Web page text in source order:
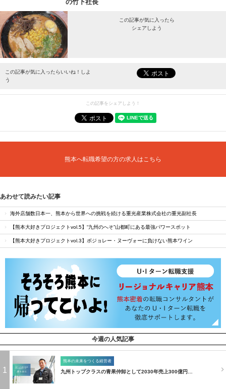
の竹下社長
この記事が気に入ったら
シェアしよう
最新情報をお届けします。
この記事が気に入ったらいいね！しよ
う
この記事をシェアしよう！
熊本へ転職希望の方の求人はこちら
あわせて読みたい記事
海外店舗数日本一、熊本から世界への挑戦を続ける重光産業株式会社の重光副社長
【熊本大好きプロジェクトvol.5】“九州のへそ”山都町にある最強パワースポット
【熊本大好きプロジェクトvol.3】ボジョレー・ヌーヴォーに負けない熊本ワイン
今週の人気記事
1
熊本の未来をつくる経営者
九州トップクラスの青果仲卸として2030年売上300億円…